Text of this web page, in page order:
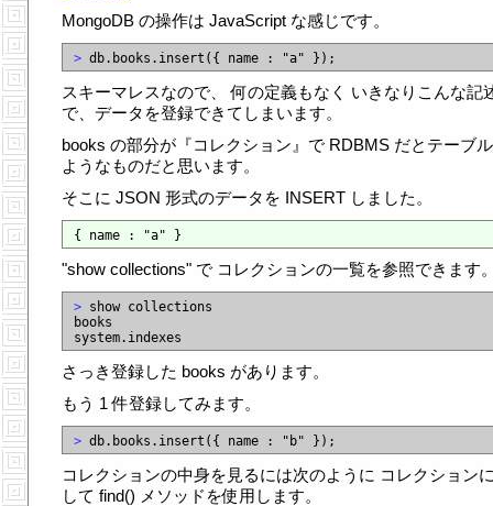
MongoDB の操作は JavaScript な感じです。
>
スキーマレスなので、 何の定義もなく いきなりこんな記
で、データを登録できてしまいます。
books の部分が『コレクション』で RDBMS だとテーブ
ようなものだと思います。
そこに JSON 形式のデータを INSERT しました。
"show collections" で コレクションの一覧を参照できます
> show collections
books
さっき登録した books があります。
もう 1 件登録してみます。
>
コレクションの中身を見るには次のように コレクション
して find() メソッドを使用します。